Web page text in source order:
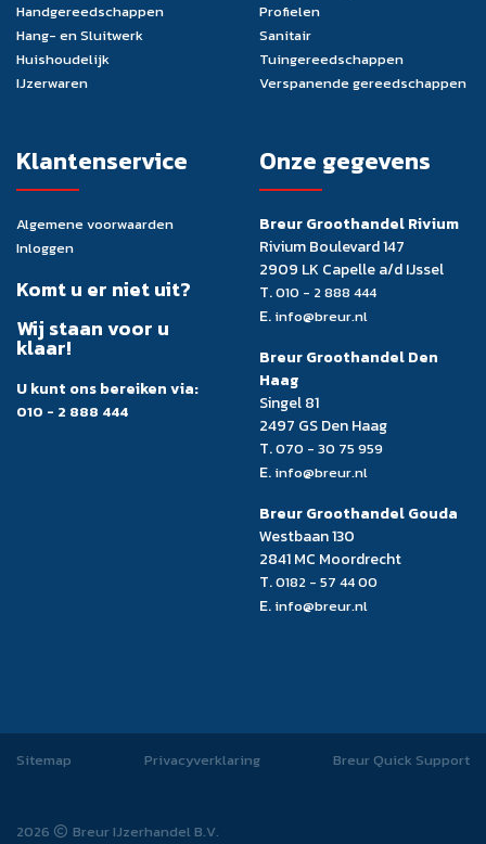
Handgereedschappen
Hang- en Sluitwerk
Huishoudelijk
IJzerwaren
Profielen
Sanitair
Tuingereedschappen
Verspanende gereedschappen
Klantenservice
Algemene voorwaarden
Inloggen
Komt u er niet uit?
Wij staan voor u
klaar!
U kunt ons bereiken via:
010 - 2 888 444
Onze gegevens
Breur Groothandel Rivium
Rivium Boulevard 147
2909 LK Capelle a/d IJssel
T.010 - 2 888 444
E. info@breur.nl
Breur Groothandel Den
Haag
Singel 81
2497 GS Den Haag
T.070 - 30 75 959
E. info@breur.nl
Breur Groothandel Gouda
Westbaan 130
2841 MC Moordrecht
T.0182 - 57 44 00
E. info@breur.nl
Sitemap Privacyverklaring Breur Quick Support
2026
Breur IJzerhandel B.V.